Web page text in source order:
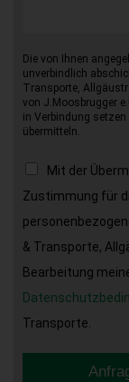
Die von Ihnen
unverbindlich
Transporte,
von J.Moosbrugger
in Verbindung
übermitteln.
Mit der
Zustimmung für
& Transporte,
Bearbeitung
Transporte.